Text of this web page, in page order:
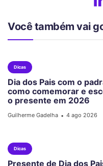
Você também vai
Dicas
Dia dos Pais com o
como comemorar e
o presente em 2026
Guilherme Gadelha • 4 ago 2026
Dicas
Presente de Dia dos